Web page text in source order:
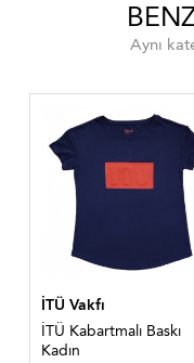
Aynı
İTÜ Vakfı
İTÜ Kabartmalı Baskı
Kadın